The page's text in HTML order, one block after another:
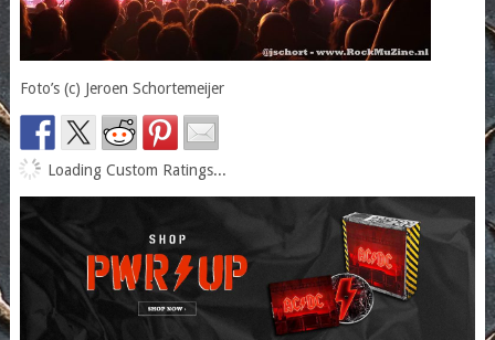
Foto’s (c) Jeroen Schortemeijer
Loading Custom Ratings...